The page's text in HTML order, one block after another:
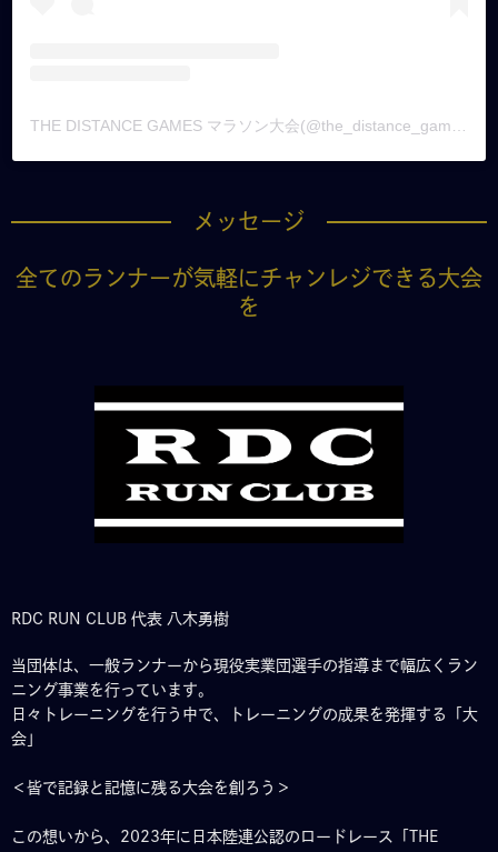
メッセージ
全てのランナーが気軽にチャンレジできる大会
を
RDC RUN CLUB 代表 八木勇樹
当団体は、一般ランナーから現役実業団選手の指導まで幅広くラン
ニング事業を行っています。
日々トレーニングを行う中で、トレーニングの成果を発揮する「大
会」
＜皆で記録と記憶に残る大会を創ろう＞
この想いから、2023年に日本陸連公認のロードレース「THE